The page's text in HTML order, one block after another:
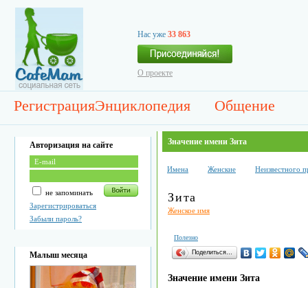
Нас уже 33 863
О проекте
РегистрацияЭнциклопедия Общение
Авторизация на сайте
не запоминать
Зарегистрироваться
Забыли пароль?
Малыш месяца
Значение имени Зита
Имена Женские Неизвестного
Зита
Женское имя
Полезно
Поделиться…
Значение имени Зита